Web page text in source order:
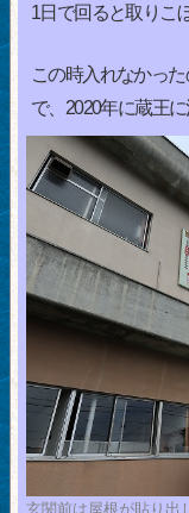
1日で回ると取りこ
この時入れなかっ
で、2020年に蔵王
玄関前は屋根が貼り出